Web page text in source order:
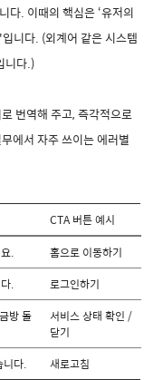
다. 이때의 핵심은 ‘유저의
니다. (외계어 같은 시스템
니다.)
번역해 주고, 즉각적으로
에서 자주 쓰이는 에러별
CTA 버튼 예시
.
홈으로 이동하기
.
로그인하기
방 돌
서비스 상태 확인 /
닫기
니다. 새로고침